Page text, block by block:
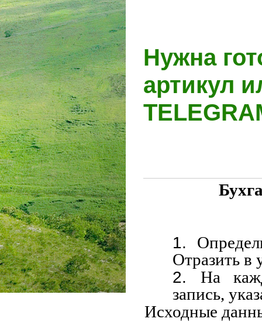
Нужна
артикул
Отразить в
На
запись,
Исходные